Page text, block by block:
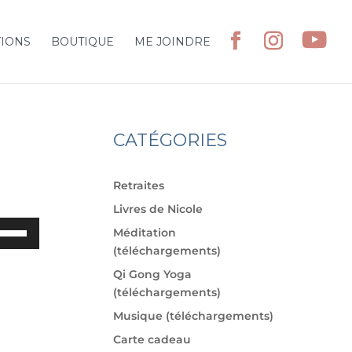
BOUTIQUE ME JOINDRE
CATÉGORIES
Retraites
Livres de Nicole
Méditation
(téléchargements)
Qi Gong Yoga
(téléchargements)
Musique (téléchargements)
Carte cadeau